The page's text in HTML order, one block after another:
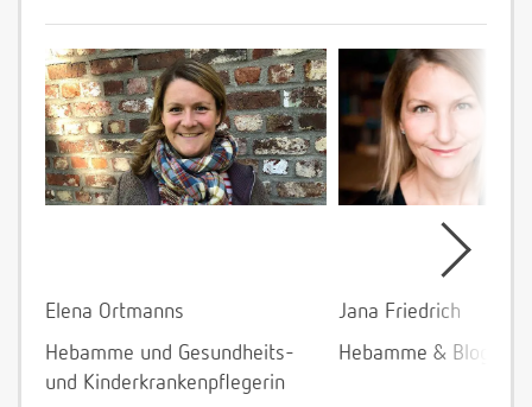
Elena Ortmanns
Hebamme und Gesundheits-
und Kinderkrankenpflegerin
Jana Friedrich
Hebamme &